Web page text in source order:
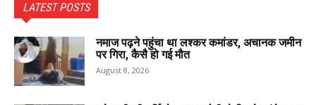
LATEST POSTS
नमाज पढ़ने पहुंचा था लश्कर कमांडर, अचानक जमीन
पर गिरा, कैसै हो गई मौत
August 8, 2026